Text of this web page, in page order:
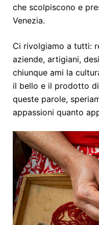
che scolpiscono e
Venezia.
Ci rivolgiamo a tutti:
aziende, artigiani,
chiunque ami la
il bello e il prodotto
queste parole,
appassioni quanto